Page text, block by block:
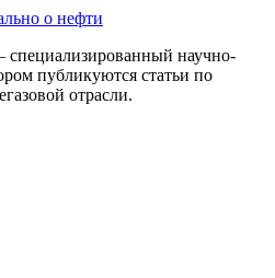
о нефти
специализированный научно-
публикуются статьи по
отрасли.